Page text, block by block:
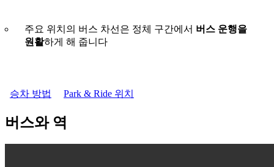
주요 위치의 버스 차선은 정체 구간에서 버스 운행을
원활하게 해 줍니다
승차 방법 Park & Ride 위치
버스와 역